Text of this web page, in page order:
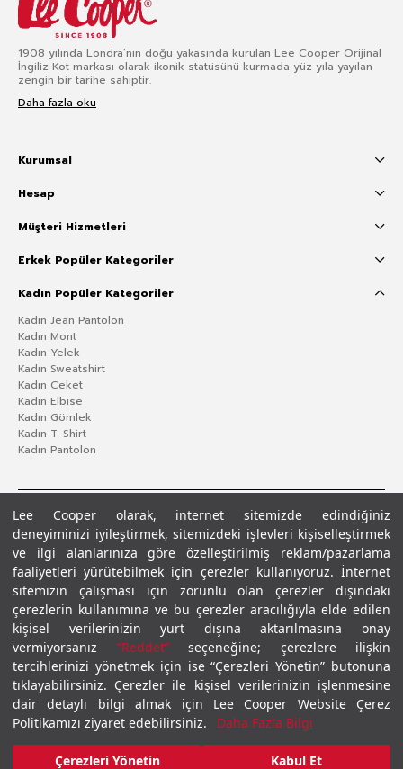
Lee Cooper olarak, internet sitemizde edindiğiniz
deneyiminizi iyileştirmek, sitemizdeki işlevleri kişiselleştirmek
ve ilgi alanlarınıza göre özelleştirilmiş reklam/pazarlama
faaliyetleri yürütebilmek için çerezler kullanıyoruz. İnternet
sitemizin çalışması için zorunlu olan çerezler dışındaki
çerezlerin kullanımına ve bu çerezler aracılığıyla elde edilen
kişisel verilerinizin yurt dışına aktarılmasına onay
vermiyorsanız “Reddet”seçeneğine; çerezlere ilişkin
tercihlerinizi yönetmek için ise “Çerezleri Yönetin” butonuna
tıklayabilirsiniz. Çerezler ile kişisel verilerinizin işlenmesine
dair detaylı bilgi almak için Lee Cooper Website Çerez
Politikamızı ziyaret edebilirsiniz.
Daha Fazla Bilgi
Çerezleri Yönetin Kabul Et
1908 yılında Londra’nın doğu yakasında kurulan Lee Cooper Orijinal
İngiliz Kot markası olarak ikonik statüsünü kurmada yüz yıla yayılan
zengin bir tarihe sahiptir.
Daha fazla oku
Kurumsal
Hesap
Müşteri Hizmetleri
Erkek Popüler Kategoriler
Kadın Popüler Kategoriler
Kadın Jean Pantolon
Kadın Mont
Kadın Yelek
Kadın Sweatshirt
Kadın Ceket
Kadın Elbise
Kadın Gömlek
Kadın T-Shirt
Kadın Pantolon
Gizlilik PolitikasıÇerez Politikası KVKK Aydınlatma MetniŞartlar ve Koşullar
© 2026 Leecooper - Tüm Hakları Saklıdır.